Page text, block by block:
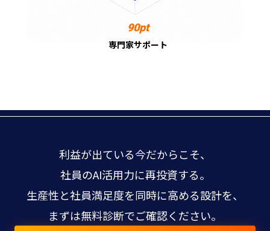
90pt
専門家サポート
利益が出ている今だからこそ、
社員のAI活用力に再投資する。
生産性と社員満足度を同時に高める設計を、
まずは無料診断でご確認ください。